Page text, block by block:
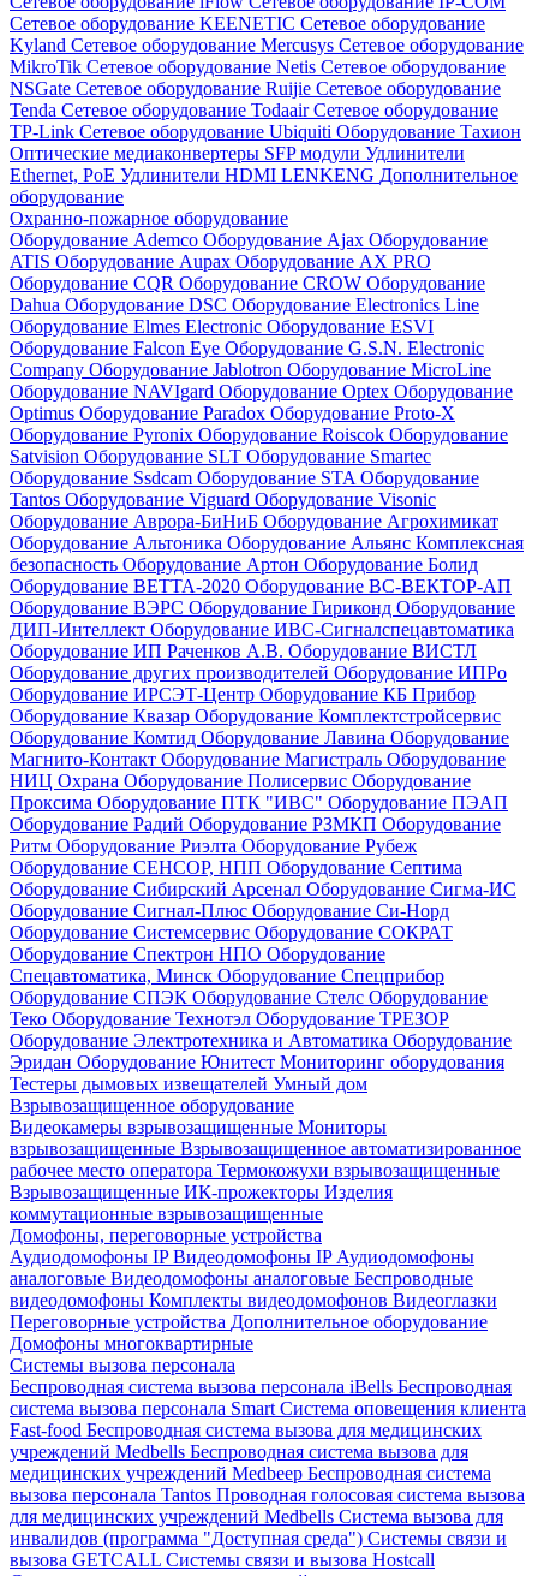
Сетевое оборудование KEENETIC Сетевое оборудование
Kyland Сетевое оборудование Mercusys Сетевое оборудование
MikroTik Сетевое оборудование Netis Сетевое оборудование
NSGate Сетевое оборудование Ruijie Сетевое оборудование
Tenda Сетевое оборудование TodaairСетевое оборудование
TP-Link Сетевое оборудование Ubiquiti Оборудование Тахион
Оптические медиаконвертеры SFP модули Удлинители
Ethernet, PoE Удлинители HDMI LENKENG Дополнительное
оборудование
Охранно-пожарное оборудование
Оборудование Ademco Оборудование Ajax Оборудование
ATIS Оборудование Aupax Оборудование AX PRO
Оборудование CQR Оборудование CROW Оборудование
Dahua Оборудование DSC Оборудование Electronics Line
Оборудование Elmes Electronic Оборудование ESVI
Оборудование Falcon Eye Оборудование G.S.N. Electronic
Company Оборудование Jablotron Оборудование MicroLine
Оборудование NAVIgard Оборудование Optex Оборудование
Optimus Оборудование Paradox Оборудование Proto-X
Оборудование Pyronix Оборудование Roiscok Оборудование
Satvision Оборудование SLT Оборудование Smartec
Оборудование Ssdcam Оборудование STA Оборудование
Tantos Оборудование Viguard Оборудование Visonic
Оборудование Аврора-БиНиБ Оборудование Агрохимикат
Оборудование Альтоника Оборудование Альянс Комплексная
безопасность Оборудование Артон Оборудование Болид
Оборудование ВЕТТА-2020 Оборудование ВС-ВЕКТОР-АП
Оборудование ВЭРС Оборудование Гириконд Оборудование
ДИП-Интеллект Оборудование ИВС-Сигналспецавтоматика
Оборудование ИП Раченков А.В. Оборудование ВИСТЛ
Оборудование других производителей Оборудование ИПРо
Оборудование ИРСЭТ-Центр Оборудование КБ Прибор
Оборудование Квазар Оборудование Комплектстройсервис
Оборудование Комтид Оборудование Лавина Оборудование
Магнито-Контакт Оборудование Магистраль Оборудование
НИЦ Охрана Оборудование Полисервис Оборудование
Проксима Оборудование ПТК "ИВС" Оборудование ПЭАП
Оборудование Радий Оборудование РЗМКП Оборудование
Ритм Оборудование Риэлта Оборудование Рубеж
Оборудование СЕНСОР, НПП Оборудование Септима
Оборудование Сибирский Арсенал Оборудование Сигма-ИС
Оборудование Сигнал-Плюс Оборудование Си-Норд
Оборудование Системсервис Оборудование СОКРАТ
Оборудование Спектрон НПО Оборудование
Спецавтоматика, Минск Оборудование Спецприбор
Оборудование СПЭК Оборудование Стелс Оборудование
Теко Оборудование Технотэл Оборудование ТРЕЗОР
Оборудование Электротехника и Автоматика Оборудование
Эридан Оборудование Юнитест Мониторинг оборудования
Тестеры дымовых извещателей Умный дом
Взрывозащищенное оборудование
Видеокамеры взрывозащищенные Мониторы
взрывозащищенные Взрывозащищенное автоматизированное
рабочее место оператора Термокожухи взрывозащищенные
Взрывозащищенные ИК-прожекторы Изделия
коммутационные взрывозащищенные
Домофоны, переговорные устройства
Аудиодомофоны IPВидеодомофоны IP Аудиодомофоны
аналоговые Видеодомофоны аналоговые Беспроводные
видеодомофоны Комплекты видеодомофонов Видеоглазки
Переговорные устройства Дополнительное оборудование
Домофоны многоквартирные
Системы вызова персонала
Беспроводная система вызова персонала iBells Беспроводная
система вызова персонала Smart Система оповещения клиента
Fast-food Беспроводная система вызова для медицинских
учреждений Medbells Беспроводная система вызова для
медицинских учреждений Medbeep Беспроводная система
вызова персонала Tantos Проводная голосовая система вызова
для медицинских учреждений Medbells Система вызова для
инвалидов (программа "Доступная среда") Системы связи и
вызова GETCALL Системы связи и вызова Hostcall